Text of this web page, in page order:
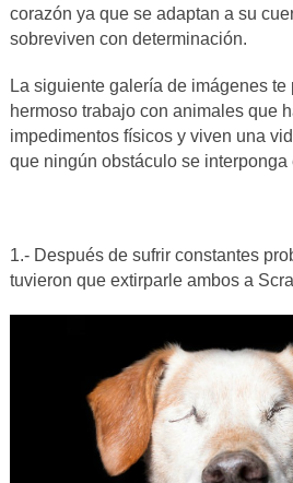
corazón ya que se adaptan a su
sobreviven con determinación.
La siguiente galería de imágenes te
hermoso trabajo con animales que
impedimentos físicos y viven una
que ningún obstáculo se interponga
1.- Después de sufrir constantes
tuvieron que extirparle ambos a